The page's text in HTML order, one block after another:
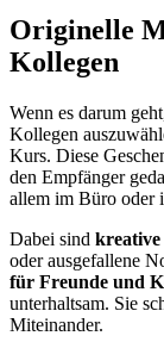
Originelle
Kollegen
Wenn es darum
Kollegen
Kurs. Diese
den Empfänger
allem im Büro oder
Dabei sind kreative
oder ausgefallene
für Freunde und
unterhaltsam. Sie
Miteinander.